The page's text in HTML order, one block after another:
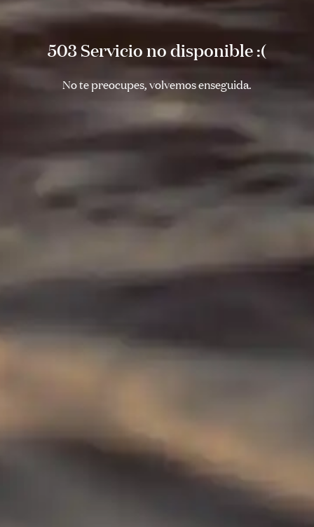
503 Servicio no disponible :(
No te preocupes, volvemos enseguida.